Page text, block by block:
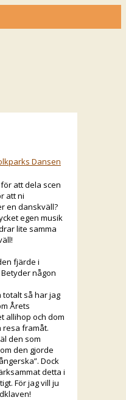
Dansen
att dela scen
att ni
en danskväll?
egen musik
lite samma
fjärde i
någon
totalt så har jag
Årets
allihop och dom
resa framåt.
den som
den gjorde
Dock
detta i
För jag vill ju